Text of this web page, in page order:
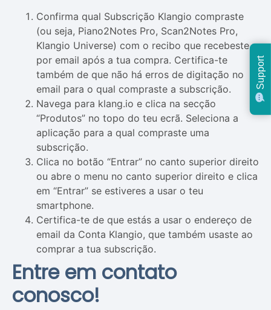
Confirma qual Subscrição Klangio compraste
(ou seja, Piano2Notes Pro, Scan2Notes Pro,
Klangio Universe) com o recibo que recebeste
por email após a tua compra. Certifica-te
também de que não há erros de digitação no
email para o qual compraste a subscrição.
Navega para klang.io e clica na secção
“Produtos” no topo do teu ecrã. Seleciona a
aplicação para a qual compraste uma
subscrição.
Clica no botão “Entrar” no canto superior direito
ou abre o menu no canto superior direito e clica
em “Entrar” se estiveres a usar o teu
smartphone.
Certifica-te de que estás a usar o endereço de
email da Conta Klangio, que também usaste ao
comprar a tua subscrição.
Entre em contato
conosco!
Support